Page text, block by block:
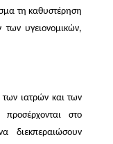
τη καθυστέρηση
υγειονομικών,
ιατρών και των
στο
διεκπεραιώσουν